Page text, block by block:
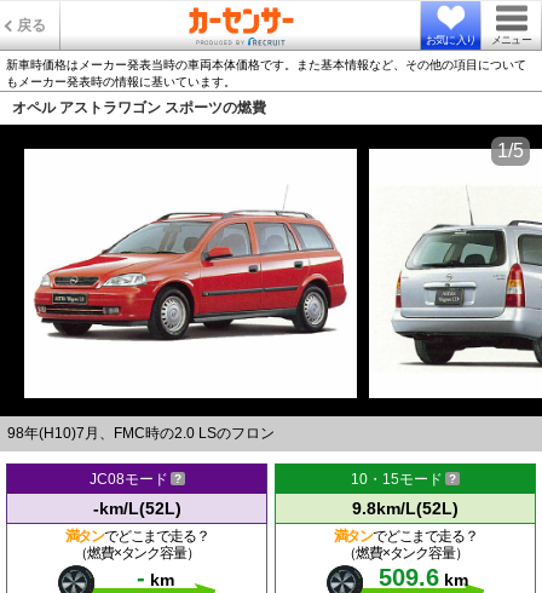
戻る
お気に入り メニュー
新車時価格はメーカー発表当時の車両本体価格です。また基本情報など、その他の項目について
もメーカー発表時の情報に基いています。
オペル アストラワゴン スポーツの燃費
98年(H10)7月、FMC時の2.0 LSのフロン
1/5
JC08モード
-km/L(52L)
満タンでどこまで走る？
（燃費×タンク容量）
- km
10・15モード
9.8km/L(52L)
満タンでどこまで走る？
（燃費×タンク容量）
509.6 km